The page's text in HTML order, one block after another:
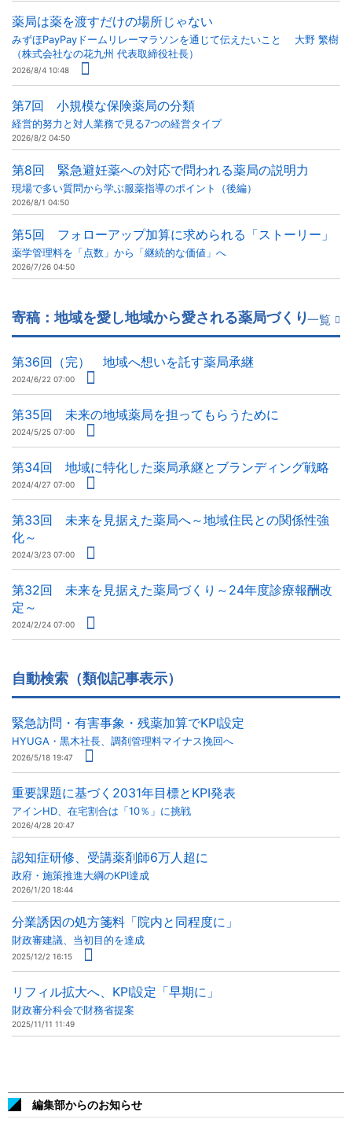
薬局は薬を渡すだけの場所じゃない
みずほPayPayドームリレーマラソンを通じて伝えたいこと 大野 繁樹
（株式会社なの花九州 代表取締役社長）
2026/8/4 10:48
第7回 小規模な保険薬局の分類
経営的努力と対人業務で見る7つの経営タイプ
2026/8/2 04:50
第8回 緊急避妊薬への対応で問われる薬局の説明力
現場で多い質問から学ぶ服薬指導のポイント（後編）
2026/8/1 04:50
第5回 フォローアップ加算に求められる「ストーリー」
薬学管理料を「点数」から「継続的な価値」へ
2026/7/26 04:50
寄稿：地域を愛し地域から愛される薬局づくり一覧
第36回（完） 地域へ想いを託す薬局承継
2024/6/22 07:00
第35回 未来の地域薬局を担ってもらうために
2024/5/25 07:00
第34回 地域に特化した薬局承継とブランディング戦略
2024/4/27 07:00
第33回 未来を見据えた薬局へ～地域住民との関係性強
化～
2024/3/23 07:00
第32回 未来を見据えた薬局づくり～24年度診療報酬改
定～
2024/2/24 07:00
自動検索（類似記事表示）
緊急訪問・有害事象・残薬加算でKPI設定
HYUGA・黒木社長、調剤管理料マイナス挽回へ
2026/5/18 19:47
重要課題に基づく2031年目標とKPI発表
アインHD、在宅割合は「10％」に挑戦
2026/4/28 20:47
認知症研修、受講薬剤師6万人超に
政府・施策推進大綱のKPI達成
2026/1/20 18:44
分業誘因の処方箋料「院内と同程度に」
財政審建議、当初目的を達成
2025/12/2 16:15
リフィル拡大へ、KPI設定「早期に」
財政審分科会で財務省提案
2025/11/11 11:49
編集部からのお知らせ